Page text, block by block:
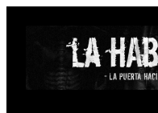
Saltar
Psychedelic, Stoner,